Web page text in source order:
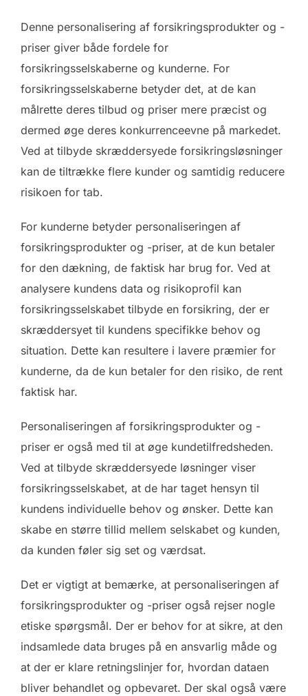
Denne personalisering af forsikringsprodukter og -
priser giver både fordele for
forsikringsselskaberne og kunderne. For
forsikringsselskaberne betyder det, at de kan
målrette deres tilbud og priser mere præcist og
dermed øge deres konkurrenceevne på markedet.
Ved at tilbyde skræddersyede forsikringsløsninger
kan de tiltrække flere kunder og samtidig reducere
risikoen for tab.
For kunderne betyder personaliseringen af
forsikringsprodukter og -priser, at de kun betaler
for den dækning, de faktisk har brug for. Ved at
analysere kundens data og risikoprofil kan
forsikringsselskabet tilbyde en forsikring, der er
skræddersyet til kundens specifikke behov og
situation. Dette kan resultere i lavere præmier for
kunderne, da de kun betaler for den risiko, de rent
faktisk har.
Personaliseringen af forsikringsprodukter og -
priser er også med til at øge kundetilfredsheden.
Ved at tilbyde skræddersyede løsninger viser
forsikringsselskabet, at de har taget hensyn til
kundens individuelle behov og ønsker. Dette kan
skabe en større tillid mellem selskabet og kunden,
da kunden føler sig set og værdsat.
Det er vigtigt at bemærke, at personaliseringen af
forsikringsprodukter og -priser også rejser nogle
etiske spørgsmål. Der er behov for at sikre, at den
indsamlede data bruges på en ansvarlig måde og
at der er klare retningslinjer for, hvordan dataen
bliver behandlet og opbevaret. Der skal også være